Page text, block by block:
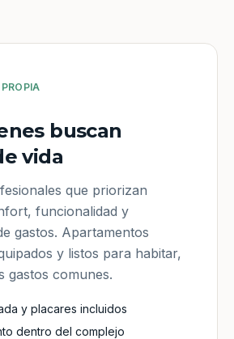
buscan
vida
que priorizan
funcionalidad y
gastos. Apartamentos
y listos para habitar,
gastos comunes.
y placares incluidos
dentro del complejo